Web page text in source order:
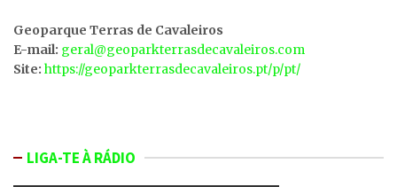
Geoparque Terras de Cavaleiros
E-mail: geral@geoparkterrasdecavaleiros.com
Site: https://geoparkterrasdecavaleiros.pt/p/pt/
LIGA-TE À RÁDIO